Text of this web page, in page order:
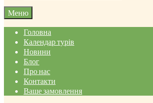
Меню
Головна
Календар турів
Новини
Блог
Про нас
Контакти
Ваше замовлення